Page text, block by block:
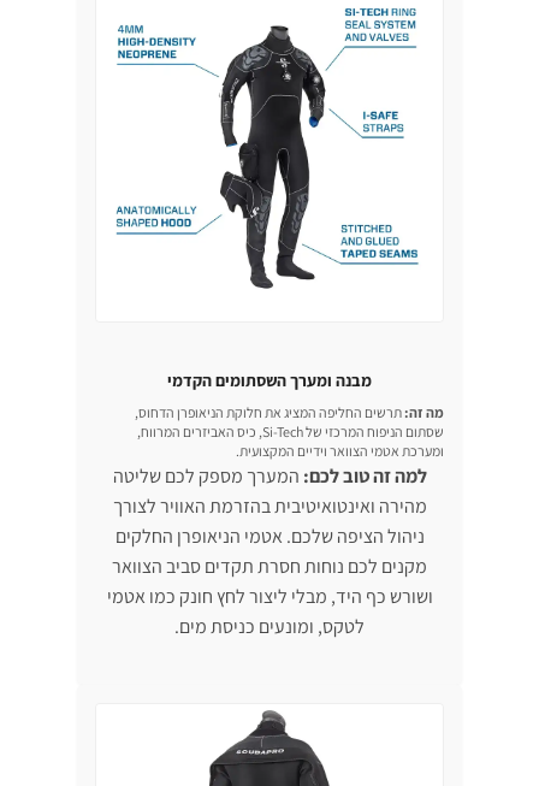
מבנה ומערך השסתומים הקדמי
מה זה: תרשים החליפה המציג את חלוקת הניאופרן הדחוס,
שסתום הניפוח המרכזי של Si-Tech, כיס האביזרים המרווח,
ומערכת אטמי הצוואר וידיים המקצועית.
למה זה טוב לכם: המערך מספק לכם שליטה
מהירה ואינטואיטיבית בהזרמת האוויר לצורך
ניהול הציפה שלכם. אטמי הניאופרן החלקים
מקנים לכם נוחות חסרת תקדים סביב הצוואר
ושורש כף היד, מבלי ליצור לחץ חונק כמו אטמי
לטקס, ומונעים כניסת מים.